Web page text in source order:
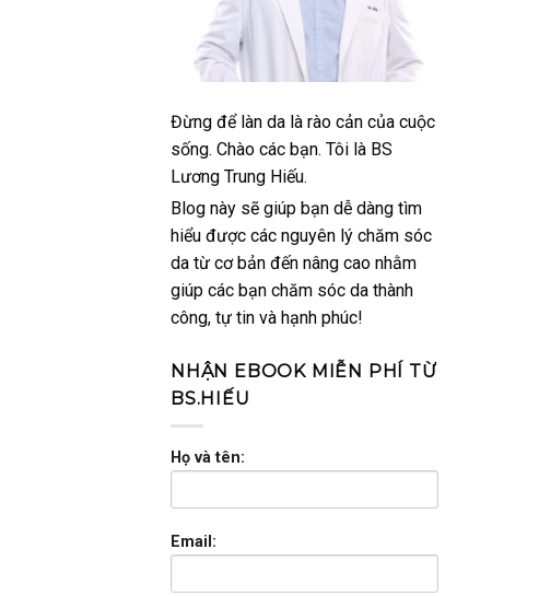
Đừng để làn da là rào cản của cuộc
sống. Chào các bạn. Tôi là BS
Lương Trung Hiếu.
Blog này sẽ giúp bạn dễ dàng tìm
hiểu được các nguyên lý chăm sóc
da từ cơ bản đến nâng cao nhằm
giúp các bạn chăm sóc da thành
công, tự tin và hạnh phúc!
NHẬN EBOOK MIỄN PHÍ TỪ
BS.HIẾU
Họ và tên:
Email: